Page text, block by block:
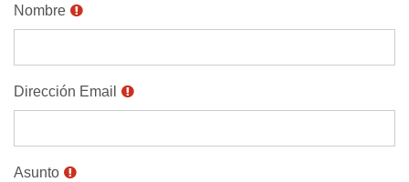
Nombre
Dirección Email
Asunto